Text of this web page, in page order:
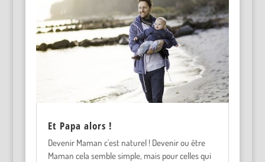
Et Papa alors !
Devenir Maman c'est naturel ! Devenir ou être
Maman cela semble simple, mais pour celles qui